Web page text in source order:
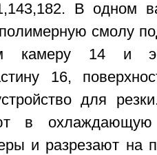
В одном
смолу
камеру 14 и
16,
для
в
и разрезают на